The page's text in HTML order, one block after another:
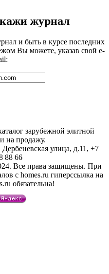
журнал
и быть в курсе последних
Вы можете, указав свой e-
зарубежной элитной
на продажу.
улица, д.11, +7
88 66
Все права защищены. При
с homes.ru гиперссылка на
обязательна!